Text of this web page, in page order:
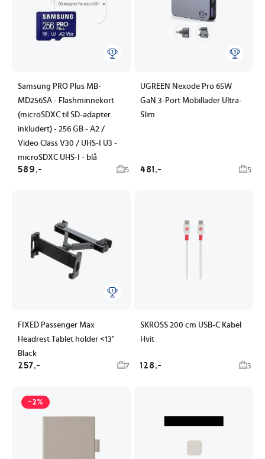
Samsung PRO Plus MB-
MD256SA - Flashminnekort
(microSDXC til SD-adapter
inkludert) - 256 GB - A2 /
Video Class V30 / UHS-I U3 -
microSDXC UHS-I - blå
589,- 5
UGREEN Nexode Pro 65W
GaN 3-Port Mobillader Ultra-
Slim
481,- 5
FIXED Passenger Max
Headrest Tablet holder <13"
Black
257,- 7
SKROSS 200 cm USB-C Kabel
Hvit
128,- 3
-2%